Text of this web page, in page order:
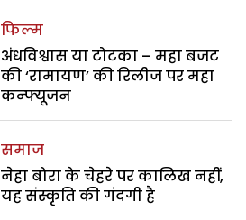
फिल्म
अंधविश्वास या टोटका – महा बजट
की ‘रामायण’ की रिलीज पर महा
कन्फ्यूजन
समाज
नेहा बोरा के चेहरे पर कालिख नहीं,
यह संस्कृति की गंदगी है